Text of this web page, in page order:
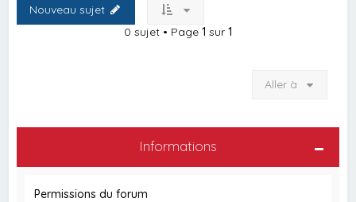
Nouveau sujet
0 sujet • Page 1 sur 1
Aller à
Informations
Permissions du forum